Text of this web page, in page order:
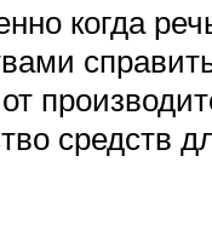
когда
средств